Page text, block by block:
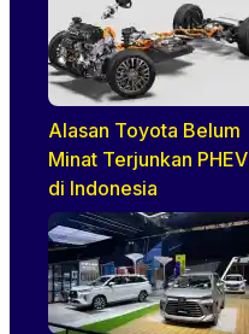
Alasan Toyota Belum
Minat Terjunkan PHEV
di Indonesia